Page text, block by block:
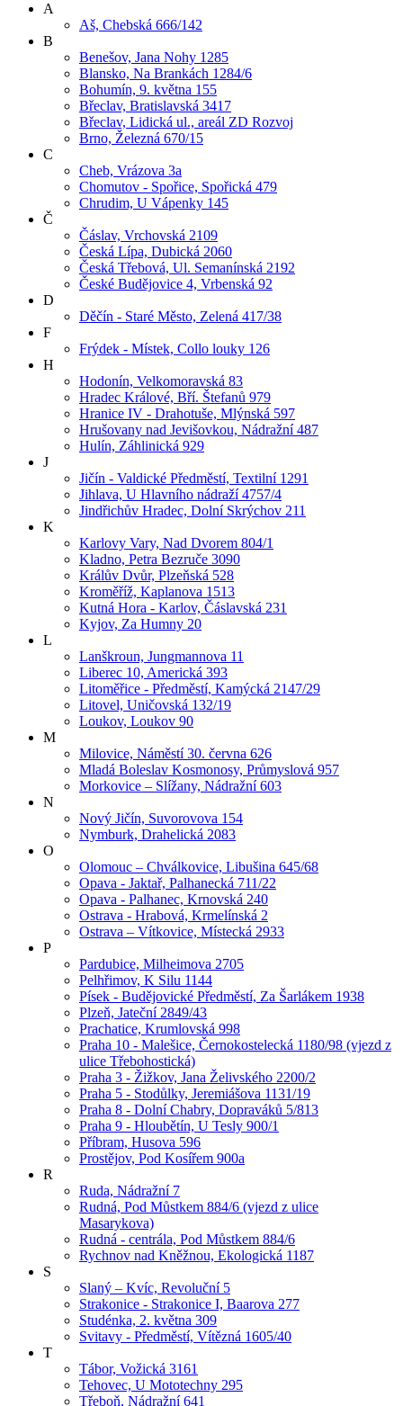
A
Aš, Chebská 666/142
B
Benešov, Jana Nohy 1285
Blansko, Na Brankách 1284/6
Bohumín, 9. května 155
Břeclav, Bratislavská 3417
Břeclav, Lidická ul., areál ZD Rozvoj
Brno, Železná 670/15
C
Cheb, Vrázova 3a
Chomutov - Spořice, Spořická 479
Chrudim, U Vápenky 145
Č
Čáslav, Vrchovská 2109
Česká Lípa, Dubická 2060
Česká Třebová, Ul. Semanínská 2192
České Budějovice 4, Vrbenská 92
D
Děčín - Staré Město, Zelená 417/38
F
Frýdek - Místek, Collo louky 126
H
Hodonín, Velkomoravská 83
Hradec Králové, Bří. Štefanů 979
Hranice IV - Drahotuše, Mlýnská 597
Hrušovany nad Jevišovkou, Nádražní 487
Hulín, Záhlinická 929
J
Jičín - Valdické Předměstí, Textilní 1291
Jihlava, U Hlavního nádraží 4757/4
Jindřichův Hradec, Dolní Skrýchov 211
K
Karlovy Vary, Nad Dvorem 804/1
Kladno, Petra Bezruče 3090
Králův Dvůr, Plzeňská 528
Kroměříž, Kaplanova 1513
Kutná Hora - Karlov, Čáslavská 231
Kyjov, Za Humny 20
L
Lanškroun, Jungmannova 11
Liberec 10, Americká 393
Litoměřice - Předměstí, Kamýcká 2147/29
Litovel, Uničovská 132/19
Loukov, Loukov 90
M
Milovice, Náměstí 30. června 626
Mladá Boleslav Kosmonosy, Průmyslová 957
Morkovice – Slížany, Nádražní 603
N
Nový Jičín, Suvorovova 154
Nymburk, Drahelická 2083
O
Olomouc – Chválkovice, Libušina 645/68
Opava - Jaktař, Palhanecká 711/22
Opava - Palhanec, Krnovská 240
Ostrava - Hrabová, Krmelínská 2
Ostrava – Vítkovice, Místecká 2933
P
Pardubice, Milheimova 2705
Pelhřimov, K Silu 1144
Písek - Budějovické Předměstí, Za Šarlákem 1938
Plzeň, Jateční 2849/43
Prachatice, Krumlovská 998
Praha 10 - Malešice, Černokostelecká 1180/98 (vjezd z
ulice Třebohostická)
Praha 3 - Žižkov, Jana Želivského 2200/2
Praha 5 - Stodůlky, Jeremiášova 1131/19
Praha 8 - Dolní Chabry, Dopraváků 5/813
Praha 9 - Hloubětín, U Tesly 900/1
Příbram, Husova 596
Prostějov, Pod Kosířem 900a
R
Ruda, Nádražní 7
Rudná, Pod Můstkem 884/6 (vjezd z ulice
Masarykova)
Rudná - centrála, Pod Můstkem 884/6
Rychnov nad Kněžnou, Ekologická 1187
S
Slaný – Kvíc, Revoluční 5
Strakonice - Strakonice I, Baarova 277
Studénka, 2. května 309
Svitavy - Předměstí, Vítězná 1605/40
T
Tábor, Vožická 3161
Tehovec, U Mototechny 295
Třeboň, Nádražní 641